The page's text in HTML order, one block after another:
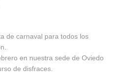
de carnaval para todos los
en nuestra sede de Oviedo
de disfraces.